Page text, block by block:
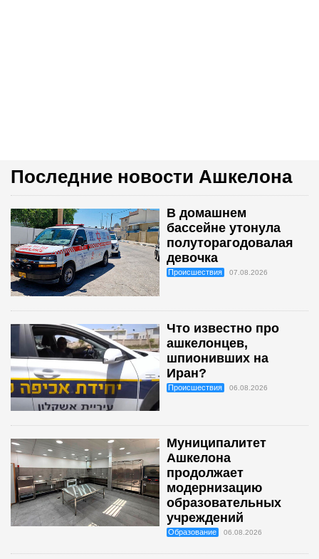
Последние новости Ашкелона
В домашнем
бассейне утонула
полуторагодовалая
девочка
Происшествия 07.08.2026
Что известно про
ашкелонцев,
шпионивших на
Иран?
Происшествия 06.08.2026
Муниципалитет
Ашкелона
продолжает
модернизацию
образовательных
учреждений
Образование 06.08.2026